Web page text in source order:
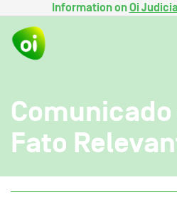
Information onOi
Comunicado
Fato